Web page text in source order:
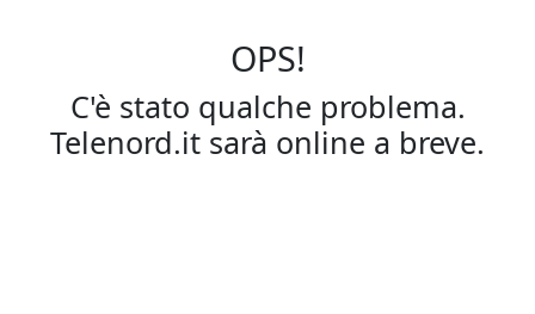
OPS!
C'è stato qualche problema.
Telenord.it sarà online a breve.